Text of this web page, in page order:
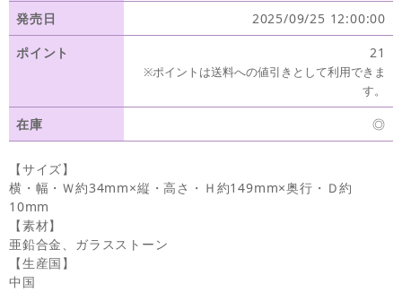
発売日
2025/09/25 12:00:00
ポイント
21
※ポイントは送料への値引きとして利用できま
す。
在庫 ◎
【サイズ】
横・幅・Ｗ約34mm×縦・高さ・Ｈ約149mm×奥行・Ｄ約
10mm
【素材】
亜鉛合金、ガラスストーン
【生産国】
中国